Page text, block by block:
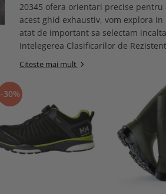
20345 ofera orientari precise
acest ghid exhaustiv, vom explora
atat de important sa selectam
Intelegerea Clasificarilor de
Citeste mai mult
-30%